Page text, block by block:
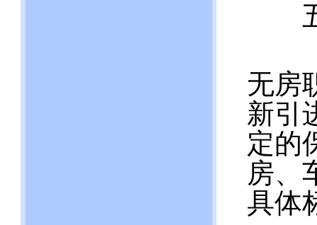
无房
新引
定的
房、
具体